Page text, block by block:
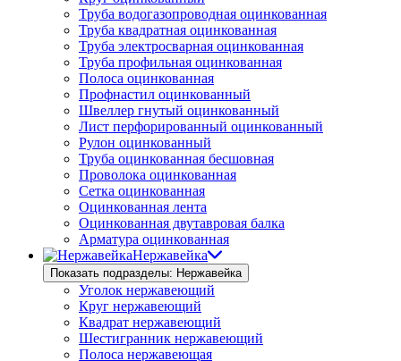
Труба водогазопроводная оцинкованная
Труба квадратная оцинкованная
Труба электросварная оцинкованная
Труба профильная оцинкованная
Полоса оцинкованная
Профнастил оцинкованный
Швеллер гнутый оцинкованный
Лист перфорированный оцинкованный
Рулон оцинкованный
Труба оцинкованная бесшовная
Проволока оцинкованная
Сетка оцинкованная
Оцинкованная лента
Оцинкованная двутавровая балка
Арматура оцинкованная
Нержавейка
Показать подразделы: Нержавейка
Уголок нержавеющий
Круг нержавеющий
Квадрат нержавеющий
Шестигранник нержавеющий
Полоса нержавеющая